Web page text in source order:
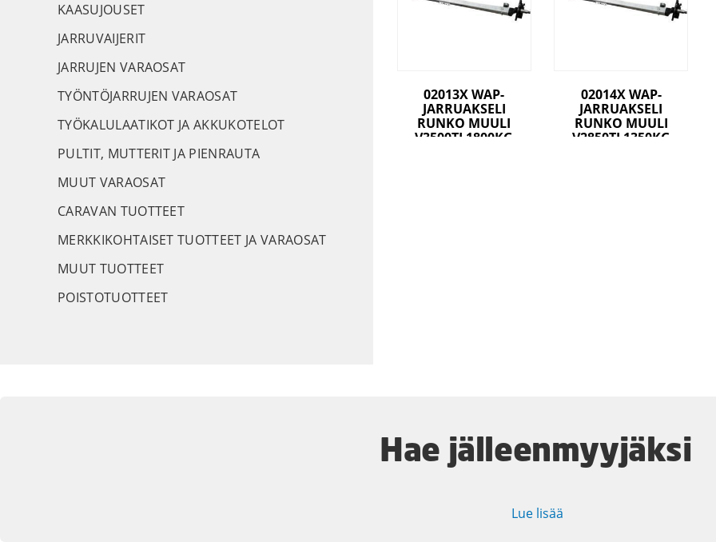
02013X WAP-
JARRUAKSELI
RUNKO MUULI
V3500TJ 1800KG
02014X WAP-
JARRUAKSELI
RUNKO MUULI
V2850TJ 1350KG
KAASUJOUSET
JARRUVAIJERIT
JARRUJEN VARAOSAT
TYÖNTÖJARRUJEN VARAOSAT
TYÖKALULAATIKOT JA AKKUKOTELOT
PULTIT, MUTTERIT JA PIENRAUTA
MUUT VARAOSAT
CARAVAN TUOTTEET
MERKKIKOHTAISET TUOTTEET JA VARAOSAT
MUUT TUOTTEET
POISTOTUOTTEET
Hae jälleenmyyjäksi
Lue lisää